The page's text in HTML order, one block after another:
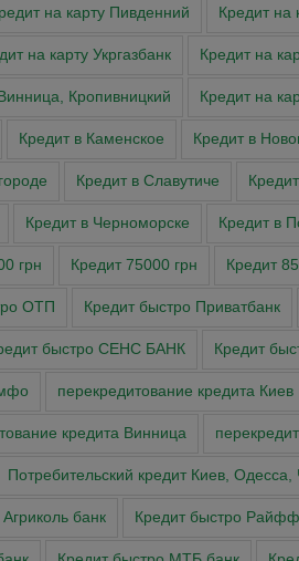
на карту Пивденний Кредит на
на карту Укргазбанк Кредит на
Кропивницкий Кредит на
Кредит в Каменское Кредит в
Кредит в Славутиче
Кредит в Черноморске Кредит в
грн Кредит 75000 грн Кредит
ОТП Кредит быстро Приватбанк
быстро СЕНС БАНК Кредит
перекредитование кредита Киев
кредита Винница
Потребительский кредит Киев,
банк Кредит быстро